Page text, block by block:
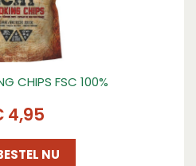
CHIPS FSC 100%
4,95
NU